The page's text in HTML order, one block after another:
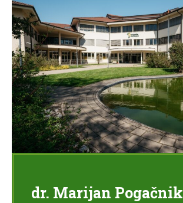
dr. Marijan Pogačnik